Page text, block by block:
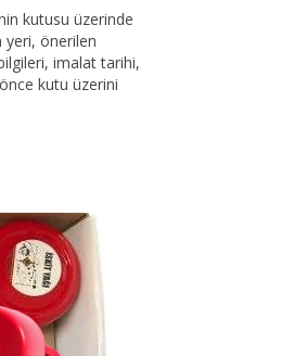
kutusu üzerinde
yeri, önerilen
imalat tarihi,
kutu üzerini